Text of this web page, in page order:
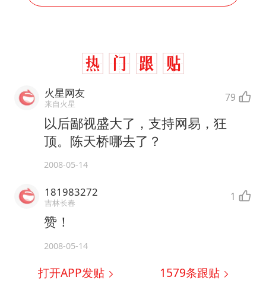
火星网友
来自火星 79
以后鄙视盛大了，支持网易，狂
顶。陈天桥哪去了？
2008-05-14
181983272
吉林长春 1
赞！
2008-05-14
打开APP发贴 1579条跟贴